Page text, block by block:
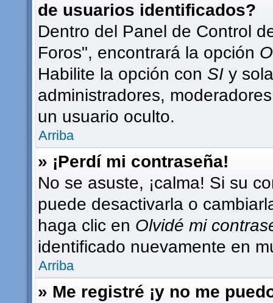
de usuarios identificados?
Dentro del Panel de Control
Foros", encontrará la opción
Habilite la opción con SI y
administradores,
un usuario oculto.
Arriba
» ¡Perdí mi contraseña!
No se asuste, ¡calma! Si su
puede desactivarla o
haga clic en Olvidé mi
identificado nuevamente en
Arriba
» Me registré ¡y no me